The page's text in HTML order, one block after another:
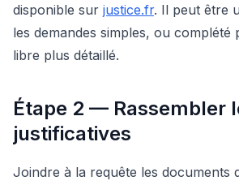
disponible sur justice.fr. Il peut être
les demandes simples, ou complété
libre plus détaillé.
Étape 2 — Rassembler
justificatives
Joindre à la requête les documents